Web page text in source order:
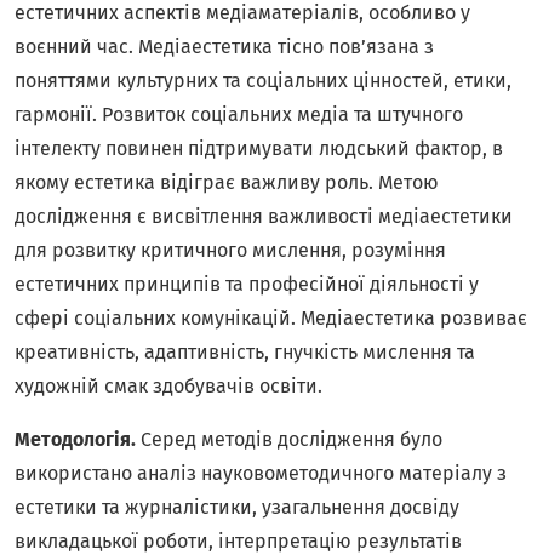
естетичних аспектів медіаматеріалів, особливо у
воєнний час. Медіаестетика тісно пов’язана з
поняттями культурних та соціальних цінностей, етики,
гармонії. Розвиток соціальних медіа та штучного
інтелекту повинен підтримувати людський фактор, в
якому естетика відіграє важливу роль. Метою
дослідження є висвітлення важливості медіаестетики
для розвитку критичного мислення, розуміння
естетичних принципів та професійної діяльності у
сфері соціальних комунікацій. Медіаестетика розвиває
креативність, адаптивність, гнучкість мислення та
художній смак здобувачів освіти.
Методологія. Серед методів дослідження було
використано аналіз науковометодичного матеріалу з
естетики та журналістики, узагальнення досвіду
викладацької роботи, інтерпретацію результатів